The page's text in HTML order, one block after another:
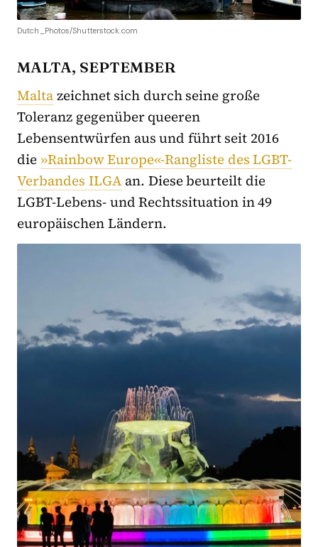
Dutch_Photos/Shutterstock.com
MALTA, SEPTEMBER
Maltazeichnet sich durch seine große
Toleranz gegenüber queeren
Lebensentwürfen aus und führt seit 2016
die»Rainbow Europe«-Rangliste des LGBT-
Verbandes ILGAan. Diese beurteilt die
LGBT-Lebens- und Rechtssituation in 49
europäischen Ländern.